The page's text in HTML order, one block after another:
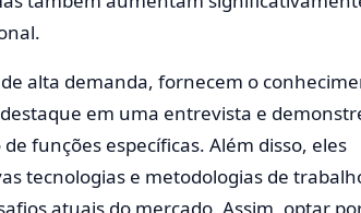
alta demanda, fornecem o
em uma entrevista e
funções específicas. Além disso, eles
tecnologias e metodologias de
atuais do mercado. Assim, optar